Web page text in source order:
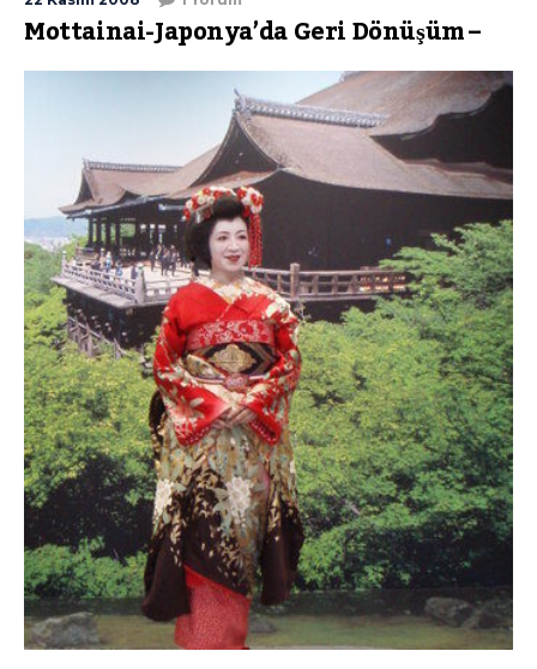
Mottainai-Japonya’da Geri Dönüşüm –